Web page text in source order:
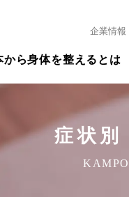
から身体を整えるとは
企業情報
症状別